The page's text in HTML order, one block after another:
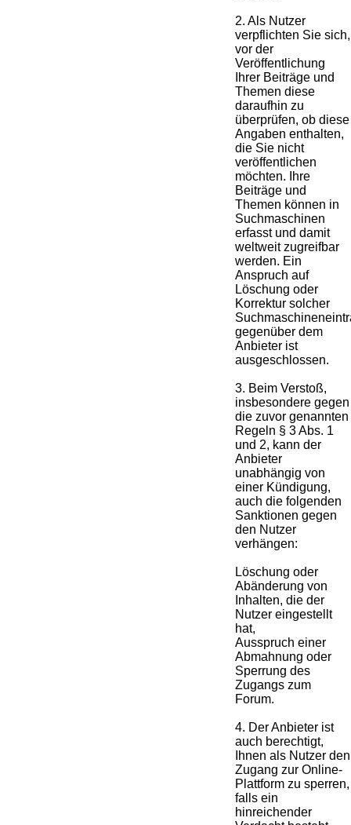
2. Als Nutzer
verpflichten Sie sich,
vor der
Veröffentlichung
Ihrer Beiträge und
Themen diese
daraufhin zu
überprüfen, ob diese
Angaben enthalten,
die Sie nicht
veröffentlichen
möchten. Ihre
Beiträge und
Themen können in
Suchmaschinen
erfasst und damit
weltweit zugreifbar
werden. Ein
Anspruch auf
Löschung oder
Korrektur solcher
gegenüber dem
Anbieter ist
ausgeschlossen.
3. Beim Verstoß,
insbesondere gegen
die zuvor genannten
Regeln § 3 Abs. 1
und 2, kann der
Anbieter
unabhängig von
einer Kündigung,
auch die folgenden
Sanktionen gegen
den Nutzer
verhängen:
Löschung oder
Abänderung von
Inhalten, die der
Nutzer eingestellt
hat,
Ausspruch einer
Abmahnung oder
Sperrung des
Zugangs zum
Forum.
4. Der Anbieter ist
auch berechtigt,
Ihnen als Nutzer den
Zugang zur Online-
Plattform zu sperren,
falls ein
hinreichender